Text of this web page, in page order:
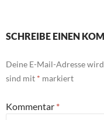
SCHREIBE EINEN
Deine E-Mail-Adresse
sind mit * markiert
Kommentar *